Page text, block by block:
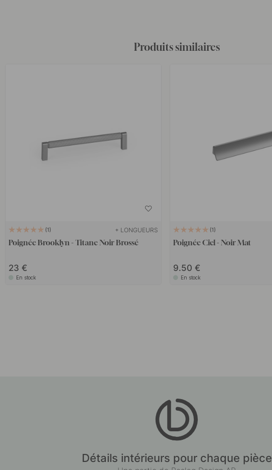
Produits similaires
1 + LONGUEURS
Poignée Brooklyn - Titane Noir Brossé
23
En stock
1
Poignée Ciel - Noir Mat
9.50
En stock
Détails intérieurs pour chaque pièce